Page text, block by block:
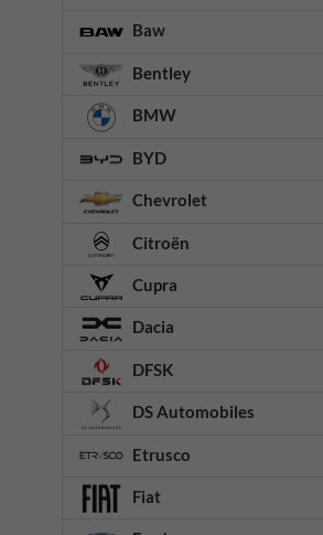
Baw
Bentley
BMW
BYD
Chevrolet
Citroën
Cupra
Dacia
DFSK
DS Automobiles
Etrusco
Fiat